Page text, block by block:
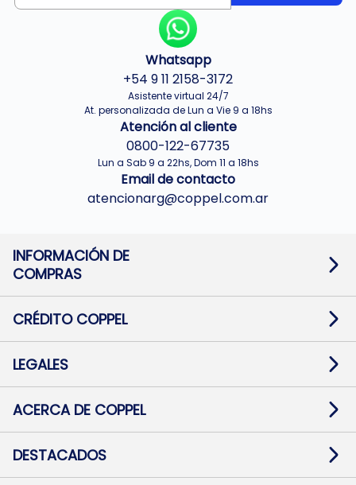
Whatsapp
+54 9 11 2158-3172
Asistente virtual 24/7
At. personalizada de Lun a Vie 9 a 18hs
Atención al cliente
0800-122-67735
Lun a Sab 9 a 22hs, Dom 11 a 18hs
Email de contacto
atencionarg@coppel.com.ar
INFORMACIÓN DE
COMPRAS
Términos y condiciones
Botón de arrepentimiento
Mapa de sitio
CRÉDITO COPPEL
Solicitar Crédito
Medios de Pago
Pago Fácil Online
LEGALES
Baja contratos
Defensa al consumidor CABA
ACERCA DE COPPEL
Trabajá con Nosotros
Preguntas Frecuentes
DESTACADOS